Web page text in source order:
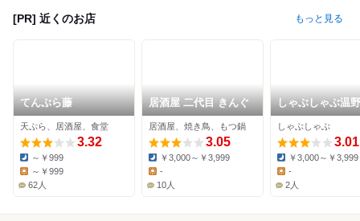
[PR] 近くのお店 もっと見る
てんぷら藤
天ぷら、居酒屋、食堂
3.32
Dinner:
～￥999
Lunch:
～￥999
62人
居酒屋 二代目 きんぐ
居酒屋、焼き鳥、もつ鍋
3.05
Dinner:
￥3,000～￥3,999
Lunch:
-
10人
しゃぶしゃぶ温
飯塚店
しゃぶしゃぶ
3.01
Dinner:
￥3,000～￥3,999
Lunch:
-
2人